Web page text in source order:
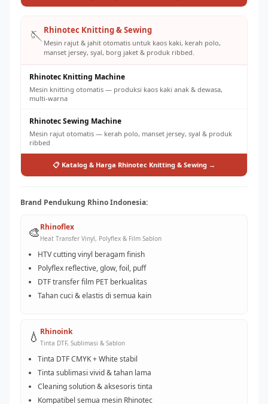
🪡Rhinotec Knitting & Sewing
Mesin rajut & jahit otomatis untuk kaos kaki, kerah polo,
manset jersey, syal, borg jaket & produk ribbed.
Rhinotec Knitting Machine
Mesin knitting otomatis — produksi kaos kaki anak & dewasa,
multi-warna
Rhinotec Sewing Machine
Mesin rajut otomatis — kerah polo, manset jersey, syal & produk
ribbed
📋 Katalog & Harga Rhinotec Knitting & Sewing →
Brand Pendukung Rhino Indonesia:
🎨Rhinoflex
Heat Transfer Vinyl, Polyflex & Film Sablon
HTV cutting vinyl beragam finish
Polyflex reflective, glow, foil, puff
DTF transfer film PET berkualitas
Tahan cuci & elastis di semua kain
💧 Rhinoink
Tinta DTF, Sublimasi & Sablon
Tinta DTF CMYK + White stabil
Tinta sublimasi vivid & tahan lama
Cleaning solution & aksesoris tinta
Kompatibel semua mesin Rhinotec